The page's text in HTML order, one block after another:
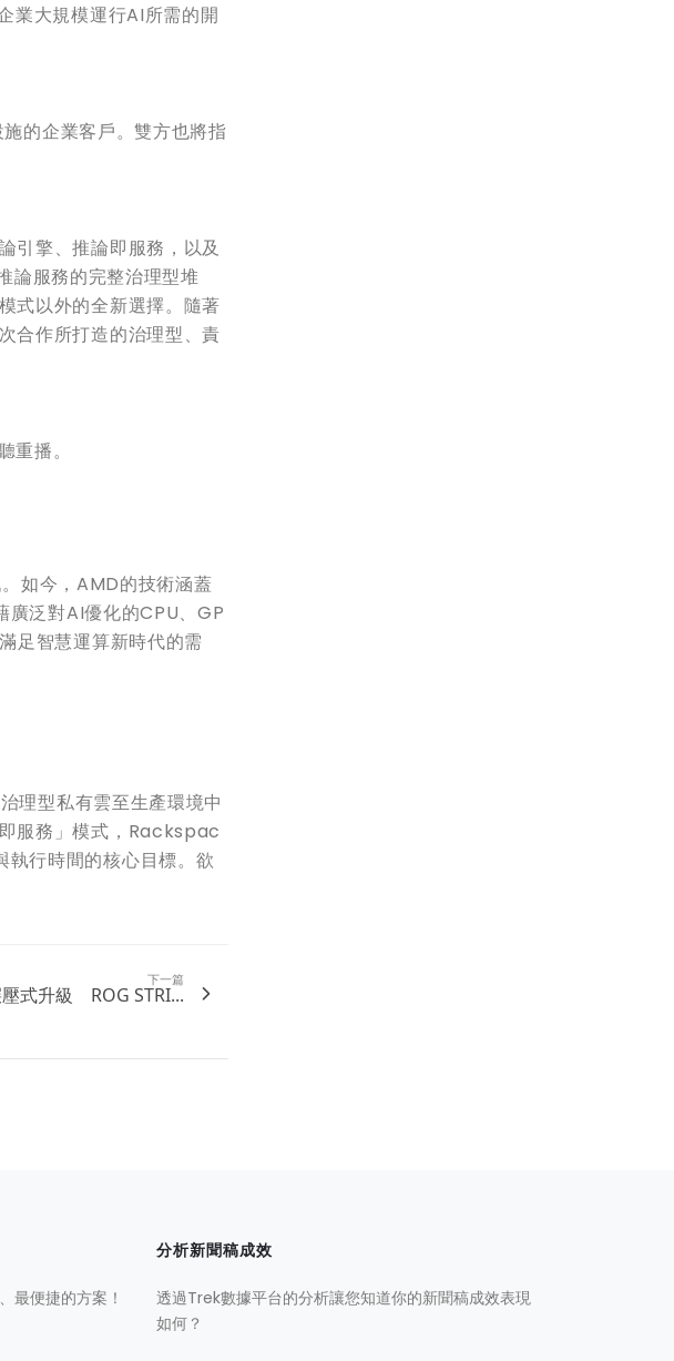
業大規模運行AI所需的開
的企業客戶。雙方也將指
引擎、推論即服務，以及
服務的完整治理型堆
式以外的全新選擇。隨著
合作所打造的治理型、責
重播。
如今，AMD的技術涵蓋
廣泛對AI優化的CPU、GP
足智慧運算新時代的需
理型私有雲至生產環境中
服務」模式，Rackspac
執行時間的核心目標。欲
下一篇
式升級 ROG STRI...
最便捷的方案！
分析新聞稿成效
透過Trek數據平台的分析讓您知道你的新聞稿成效表現
如何？